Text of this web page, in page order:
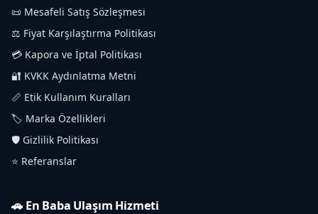
📜 Mesafeli Satış Sözleşmesi
⚖️ Fiyat Karşılaştırma Politikası
💳 Kapora ve İptal Politikası
🔐 KVKK Aydınlatma Metni
📏 Etik Kullanım Kuralları
🏷️ Marka Özellikleri
🛡️ Gizlilik Politikası
⭐ Referanslar
🚗 En Baba Ulaşım Hizmeti